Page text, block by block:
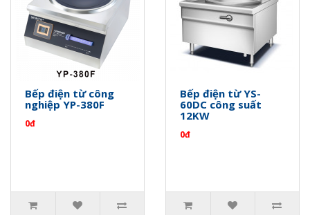
Bếp điện từ công
nghiệp YP-380F
0đ
Bếp điện từ YS-
60DC công suất
12KW
0đ